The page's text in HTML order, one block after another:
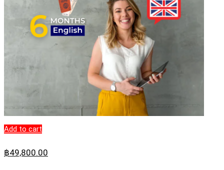
Add to cart
฿49,800.00